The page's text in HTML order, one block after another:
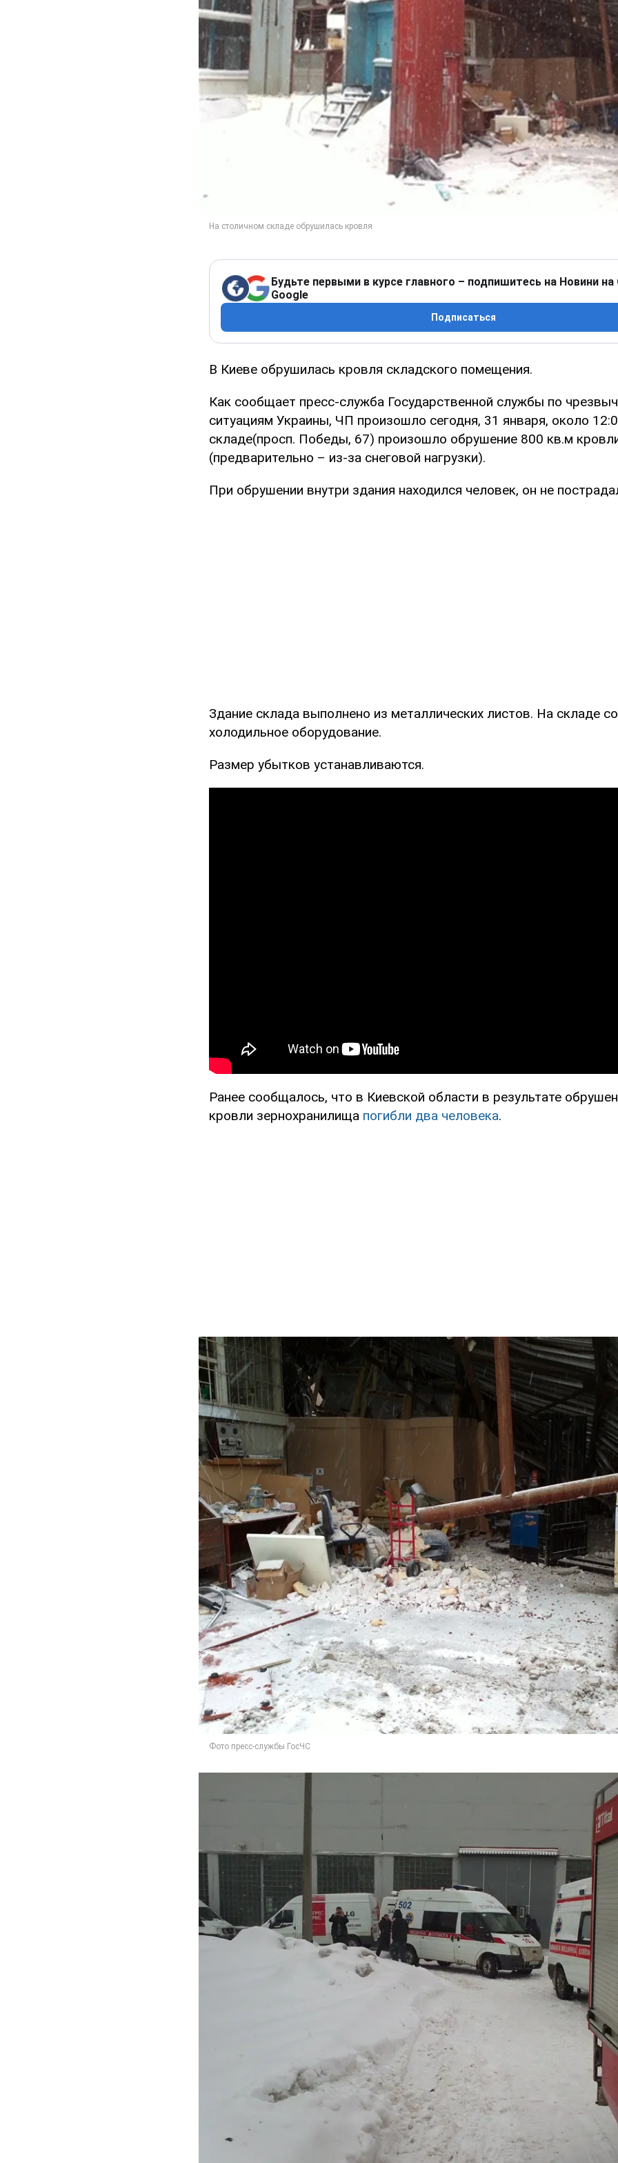
Будьте первыми в курсе главного – подпишитесь на Новини на
Google
Подписаться
В Киеве обрушилась кровля складского помещения.
Как сообщает пресс-служба Государственной службы по
ситуациям Украины, ЧП произошло сегодня, 31 января, около
складе(просп. Победы, 67) произошло обрушение 800 кв.м
(предварительно – из-за снеговой нагрузки).
При обрушении внутри здания находился человек, он не
Здание склада выполнено из металлических листов. На складе
холодильное оборудование.
Размер убытков устанавливаются.
Ранее сообщалось, что в Киевской области в результате
кровли зернохранилища погибли два человека.